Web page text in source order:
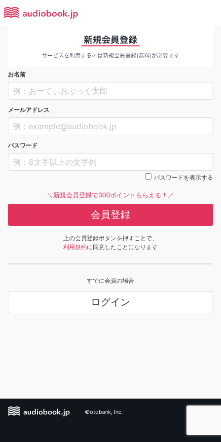
お名前
メールアドレス
パスワード
パスワードを表示する
＼新規会員登録で300ポイントもらえる！／
会員登録
上の会員登録ボタンを押すことで、
利用規約に同意したことになります
すでに会員の場合
ログイン
©otobank, Inc.